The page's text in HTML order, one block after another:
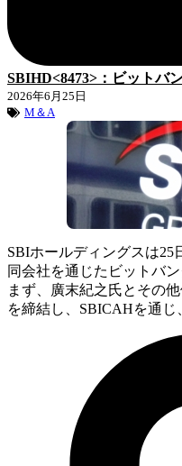
SBIHD<8473>：ビットバ
2026年6月25日
M＆A
SBIホールディングスは25
同会社を通じたビットバ
まず、廣末紀之氏とその
を締結し、SBICAHを通